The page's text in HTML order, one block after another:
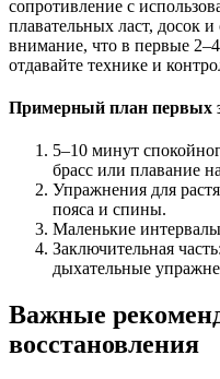
сопротивление с
плавательных ласт, досок
внимание, что в первые
отдавайте технике и
Примерный план первых
5–10 минут
брасс или плавание
Упражнения для
пояса и спины.
Маленькие
Заключительная
дыхательные
Важные
восстановления